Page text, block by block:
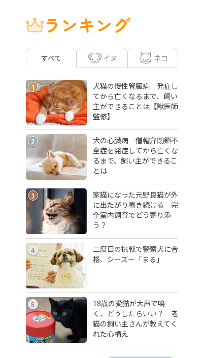
ランキング
すべて イヌ ネコ
1
犬猫の慢性腎臓病 発症し
てから亡くなるまで、飼い
主ができることは【獣医師
監修】
2
犬の心臓病 僧帽弁閉鎖不
全症を発症してから亡くな
るまで、飼い主ができるこ
とは
3
家猫になった元野良猫が外
に出たがり鳴き続ける 完
全室内飼育でどう寄り添
う？
4
二度目の挑戦で警察犬に合
格、シーズー「まる」
5
18歳の愛猫が大声で鳴
く、どうしたらいい？ 老
猫の飼い主さんが教えてく
れた心構え